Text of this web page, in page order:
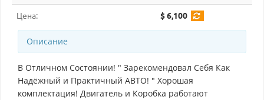
Цена: $ 6,100
Описание
В Отличном Состоянии! " Зарекомендовал Себя Как
Надёжный и Практичный АВТО! " Хорошая
комплектация! Двигатель и Коробка работают